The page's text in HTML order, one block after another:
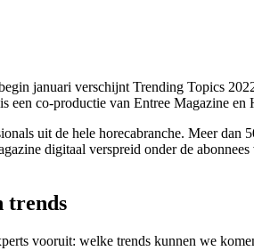
januari verschijnt Trending Topics
een co-productie van Entree Magazine en
uit de hele horecabranche. Meer
digitaal verspreid onder de
trends
vooruit: welke trends kunnen we